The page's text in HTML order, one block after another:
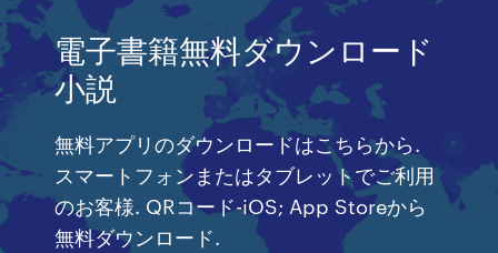
電子書籍無料ダウンロード
小説
無料アプリのダウンロードはこちらから.
スマートフォンまたはタブレットでご利用
のお客様. QRコード-iOS; App Storeから
無料ダウンロード.